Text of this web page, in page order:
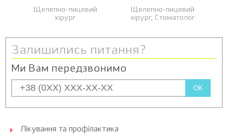
Щелепно-лицевий
хірург
Щелепно-лицевий
хірург, Стоматолог
Залишились питання?
Ми Вам передзвонимо
OK
Лікування та профілактика